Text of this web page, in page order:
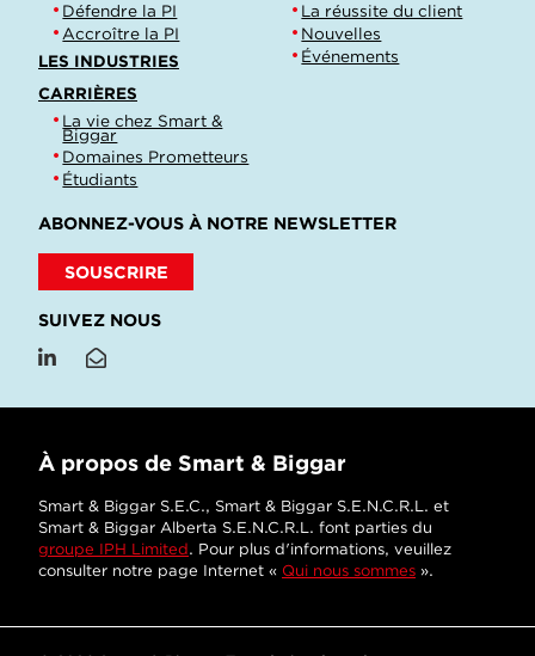
Défendre la PI
Accroître la PI
LES INDUSTRIES
La réussite du client
Nouvelles
Événements
CARRIÈRES
La vie chez Smart &
Biggar
Domaines Prometteurs
Étudiants
ABONNEZ-VOUS À NOTRE NEWSLETTER
SOUSCRIRE
SUIVEZ NOUS
À propos de Smart & Biggar
Smart & Biggar S.E.C., Smart & Biggar S.E.N.C.R.L. et
Smart & Biggar Alberta S.E.N.C.R.L. font parties du
groupe IPH Limited. Pour plus d'informations, veuillez
consulter notre page Internet « Qui nous sommes ».